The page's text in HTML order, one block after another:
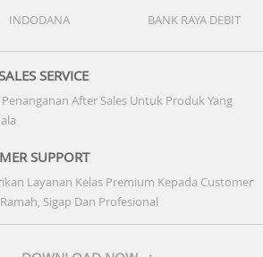
INDODANA BANK RAYA DEBIT
SERVICE
Penanganan After Sales Untuk Produk Yang
SUPPORT
Layanan Kelas Premium Kepada Customer
Sigap Dan Profesional